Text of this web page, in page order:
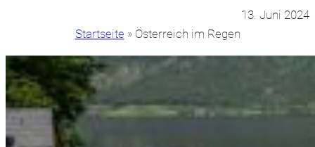
13. Juni 2024
Startseite » Österreich im Regen